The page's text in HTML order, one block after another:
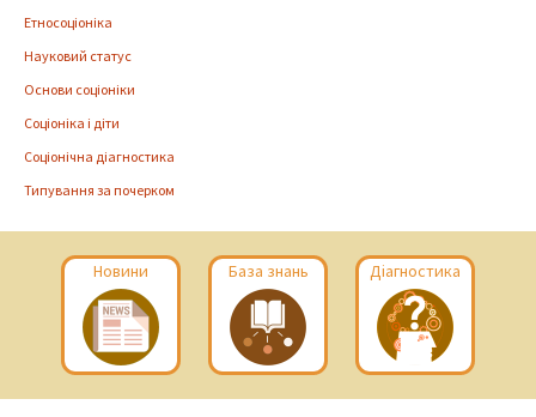
Етносоціоніка
Науковий статус
Основи соціоніки
Соціоніка і діти
Соціонічна діагностика
Типування за почерком
Новини База знань Діагностика